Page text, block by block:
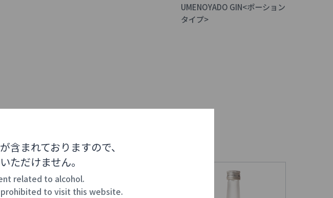
UMENOYADO GIN<ポーション
タイプ>
含まれておりますので、
ただけません。
related to alcohol.
to visit this website.